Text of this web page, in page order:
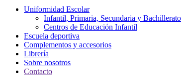
Uniformidad Escolar
Infantil, Primaria, Secundaria y Bachillerato
Centros de Educación Infantil
Escuela deportiva
Complementos y accesorios
Librería
Sobre nosotros
Contacto